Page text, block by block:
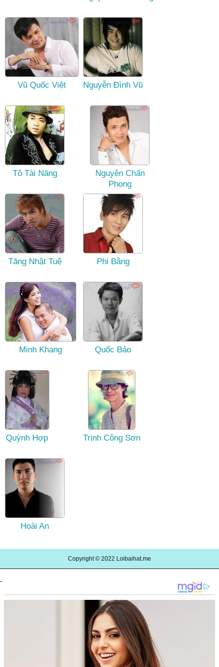
Vũ Quốc Việt Nguyễn Đình Vũ
Tô Tài Năng
Nguyên Chấn
Phong
Tăng Nhật Tuệ Phi Bằng
Minh Khang Quốc Bảo
Quỳnh Hợp Trịnh Công Sơn
Hoài An
Copyright © 2022 Loibaihat.me